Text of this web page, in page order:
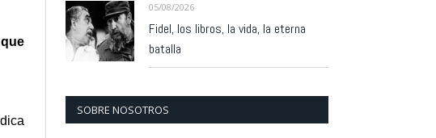
05/08/2026
Fidel, los libros, la vida, la eterna
batalla
SOBRE NOSOTROS